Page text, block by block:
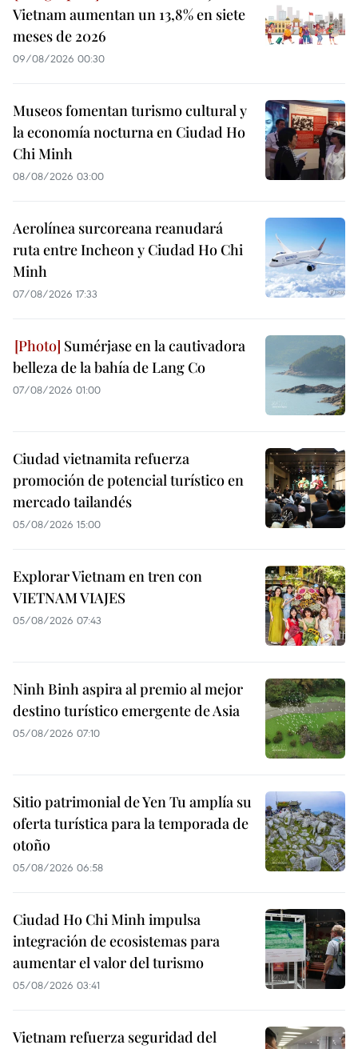
Vietnam aumentan un 13,8% en siete
meses de 2026
09/08/2026 00:30
Museos fomentan turismo cultural y
la economía nocturna en Ciudad Ho
Chi Minh
08/08/2026 03:00
Aerolínea surcoreana reanudará
ruta entre Incheon y Ciudad Ho Chi
Minh
07/08/2026 17:33
Sumérjase en la cautivadora
belleza de la bahía de Lang Co
07/08/2026 01:00
Ciudad vietnamita refuerza
promoción de potencial turístico en
mercado tailandés
05/08/2026 15:00
Explorar Vietnam en tren con
VIETNAM VIAJES
05/08/2026 07:43
Ninh Binh aspira al premio al mejor
destino turístico emergente de Asia
05/08/2026 07:10
Sitio patrimonial de Yen Tu amplía su
oferta turística para la temporada de
otoño
05/08/2026 06:58
Ciudad Ho Chi Minh impulsa
integración de ecosistemas para
aumentar el valor del turismo
05/08/2026 03:41
Vietnam refuerza seguridad del